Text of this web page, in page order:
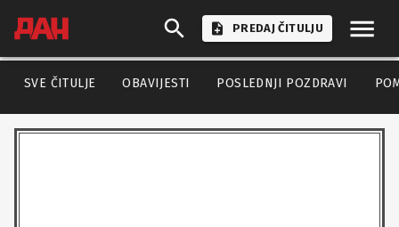
PREDAJ ČITULJU
SVE ČITULJE OBAVIJESTI POSLEDNJI POZDRAVI